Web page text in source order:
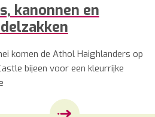
kanonnen en
komen de Athol Haighlanders op
bijeen voor een kleurrijke